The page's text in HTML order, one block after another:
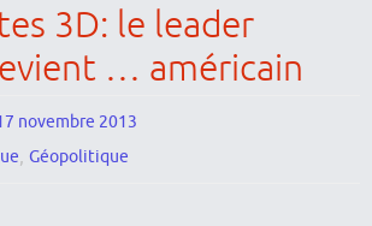
3D: le leader
… américain
novembre 2013
,Géopolitique